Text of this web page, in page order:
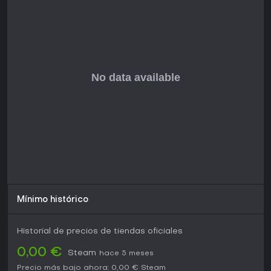
chat de voz y la emoción de cazar o ser cazado en un
Mínimo histórico
Historial de precios de tiendas oficiales
0,00 € Steam
hace 5 meses
Precio más bajo ahora: 0,00 € Steam